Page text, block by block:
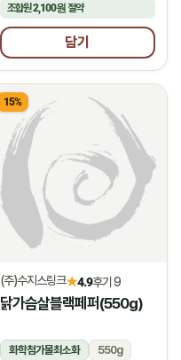
조합원2,100원절약
담기
15%
(주)수지스링크★4.9후기 9
닭가슴살블랙페퍼(550g)
화학첨가물최소화
550g